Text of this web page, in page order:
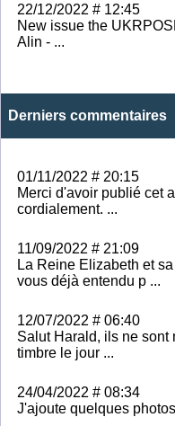
22/12/2022 # 12:45
New issue the
Alin - ...
Derniers commentaires
01/11/2022 # 20:15
Merci d'avoir publié cet
cordialement. ...
11/09/2022 # 21:09
La Reine Elizabeth et
vous déjà entendu p ...
12/07/2022 # 06:40
Salut Harald, ils ne sont
timbre le jour ...
24/04/2022 # 08:34
J'ajoute quelques